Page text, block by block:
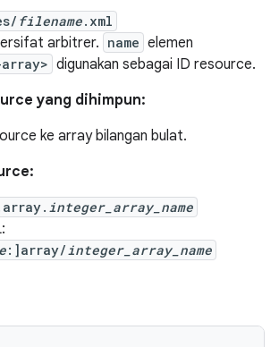
filename.xml
arbitrer. name elemen
digunakan sebagai ID resource.
yang dihimpun:
ke array bilangan bulat.
integer_array_name
:]array/integer_array_name